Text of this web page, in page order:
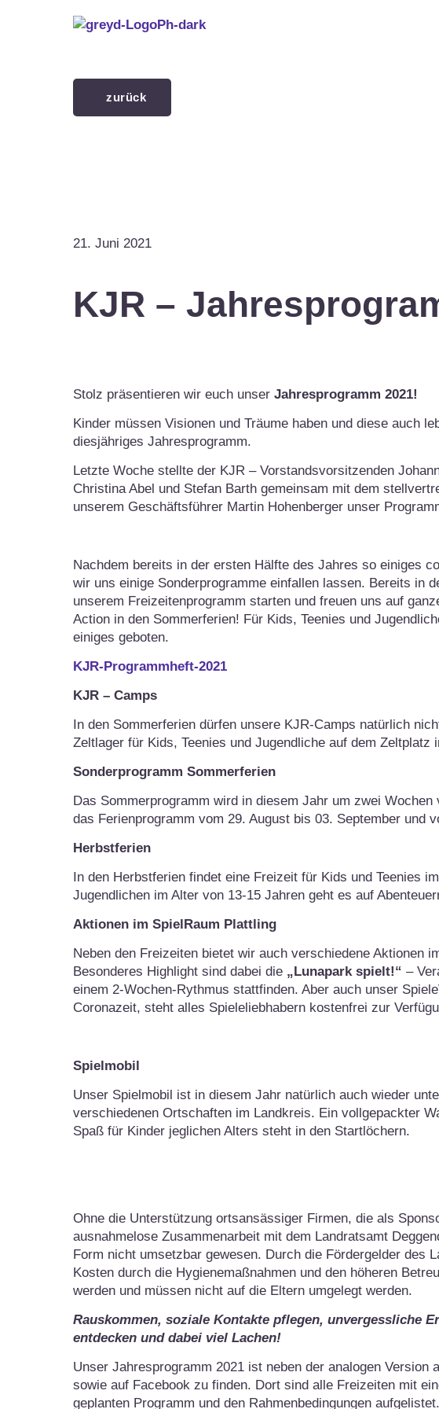
zurück
21. Juni 2021
KJR –
Stolz präsentieren wir euch unser Jahresprogramm 2021!
Kinder müssen Visionen und Träume haben und diese auch
diesjähriges Jahresprogramm.
Letzte Woche stellte der KJR – Vorstandsvorsitzenden
Christina Abel und Stefan Barth gemeinsam mit dem
unserem Geschäftsführer Martin Hohenberger unser
Nachdem bereits in der ersten Hälfte des Jahres so einiges
wir uns einige Sonderprogramme einfallen lassen. Bereits in
unserem Freizeitenprogramm starten und freuen uns auf
Action in den Sommerferien! Für Kids, Teenies und
einiges geboten.
KJR-Programmheft-2021
KJR – Camps
In den Sommerferien dürfen unsere KJR-Camps natürlich
Zeltlager für Kids, Teenies und Jugendliche auf dem Zeltplatz
Sonderprogramm Sommerferien
Das Sommerprogramm wird in diesem Jahr um zwei
das Ferienprogramm vom 29. August bis 03. September und
Herbstferien
In den Herbstferien findet eine Freizeit für Kids und Teenies
Jugendlichen im Alter von 13-15 Jahren geht es auf
Aktionen im SpielRaum Plattling
Neben den Freizeiten bietet wir auch verschiedene Aktionen
Besonderes Highlight sind dabei die „Lunapark spielt!“ –
einem 2-Wochen-Rythmus stattfinden. Aber auch unser
Coronazeit, steht alles Spieleliebhabern kostenfrei zur
Spielmobil
Unser Spielmobil ist in diesem Jahr natürlich auch wieder
verschiedenen Ortschaften im Landkreis. Ein vollgepackter
Spaß für Kinder jeglichen Alters steht in den Startlöchern.
Ohne die Unterstützung ortsansässiger Firmen, die als
ausnahmelose Zusammenarbeit mit dem Landratsamt
Form nicht umsetzbar gewesen. Durch die Fördergelder des
Kosten durch die Hygienemaßnahmen und den höheren
werden und müssen nicht auf die Eltern umgelegt werden.
Rauskommen, soziale Kontakte pflegen, unvergessliche
entdecken und dabei viel Lachen!
Unser Jahresprogramm 2021 ist neben der analogen Version
sowie auf Facebook zu finden. Dort sind alle Freizeiten mit
geplanten Programm und den Rahmenbedingungen aufgelistet.